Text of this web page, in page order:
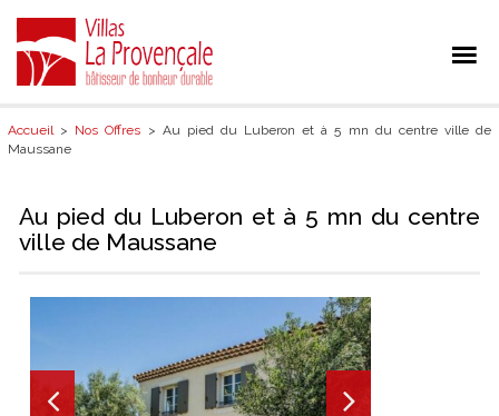
Accueil> Nos Offres > Au pied du Luberon et à 5 mn du centre ville de
Maussane
Au pied du Luberon et à 5 mn du centre
ville de Maussane